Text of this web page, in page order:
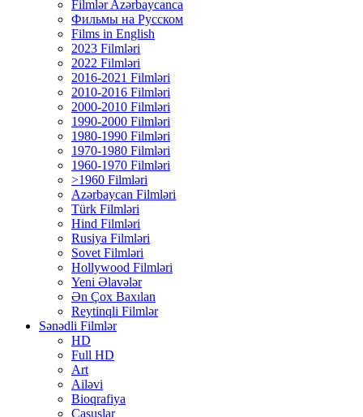
Filmlər Azərbaycanca
Фильмы на Русском
Films in English
2023 Filmləri
2022 Filmləri
2016-2021 Filmləri
2010-2016 Filmləri
2000-2010 Filmləri
1990-2000 Filmləri
1980-1990 Filmləri
1970-1980 Filmləri
1960-1970 Filmləri
>1960 Filmləri
Azərbaycan Filmləri
Türk Filmləri
Hind Filmləri
Rusiya Filmləri
Sovet Filmləri
Hollywood Filmləri
Yeni Əlavələr
Ən Çox Baxılan
Reytinqli Filmlər
Sənədli Filmlər
HD
Full HD
Art
Ailəvi
Bioqrafiya
Casuslar